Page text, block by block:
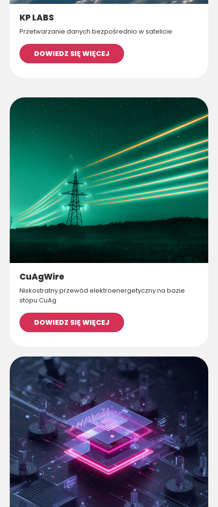
KP LABS
Przetwarzanie danych bezpośrednio w satelicie
DOWIEDZ SIĘ WIĘCEJ
CuAgWire
Niskostratny przewód elektroenergetyczny na bazie
stopu CuAg
DOWIEDZ SIĘ WIĘCEJ